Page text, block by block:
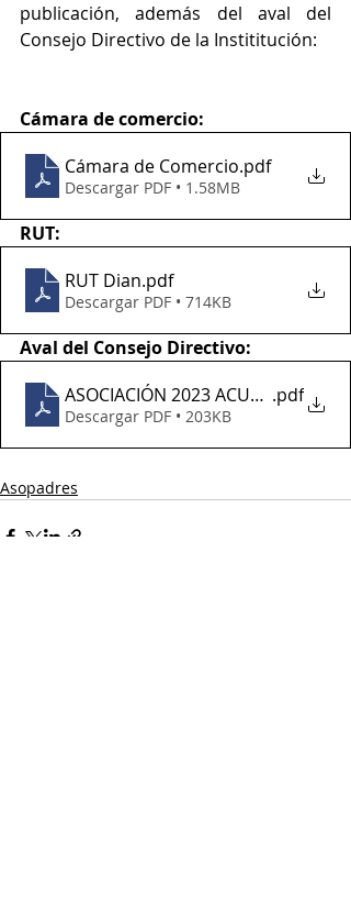
publicación, además del aval del
Consejo Directivo de la Instititución:
Cámara de comercio:
Cámara de Comercio.pdf
Descargar PDF • 1.58MB
RUT:
RUT Dian.pdf
Descargar PDF • 714KB
Aval del Consejo Directivo:
ASOCIACIÓN 2023 ACUERDO 05 DE
.pdf
Descargar PDF • 203KB
Asopadres